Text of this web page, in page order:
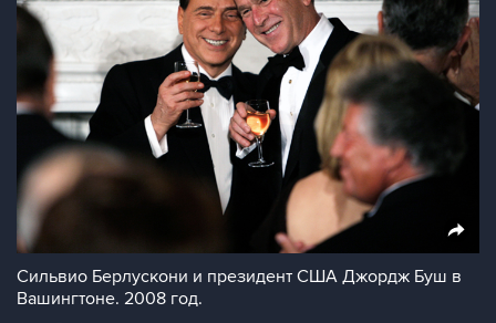
Сильвио Берлускони и президент США Джордж Буш в
Вашингтоне. 2008 год.